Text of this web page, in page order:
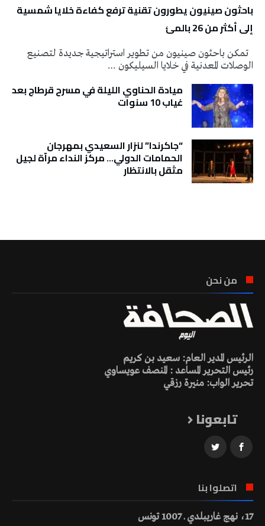
باحثون صينيون يطورون تقنية ترفع كفاءة خلايا شمسية
إلى أكثر من 26 بالمئ
تمكن باحثون صينيون من تطوير استراتيجية جديدة لتصنيع
الوصلات المعدنية في خلايا السيليكون …
ميادة الحناوي الليلة في مسرح قرطاج بعد
غياب 10 سنوات
“جاكرندا” لنزار السعيدي بمهرجان
الحمامات الدولي… مركز النداء مرآة لجيل
مثقل بالانتظار
من نحن
الرئيس المدير العام: سعيد بن كريم
رئيس التحرير المساعد : المنصف عويساوي
تحرير الواب: منيرة رزقي
تابعونا
اتصلوا بنا
17، نهج غاريبلدي ـ 1007 تونس